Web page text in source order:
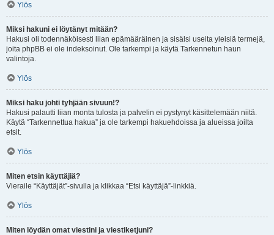
Ylös
Miksi hakuni ei löytänyt mitään?
Hakusi oli todennäköisesti liian epämääräinen ja sisälsi useita yleisiä termejä,
joita phpBB ei ole indeksoinut. Ole tarkempi ja käytä Tarkennetun haun
valintoja.
Ylös
Miksi haku johti tyhjään sivuun!?
Hakusi palautti liian monta tulosta ja palvelin ei pystynyt käsittelemään niitä.
Käytä “Tarkennettua hakua” ja ole tarkempi hakuehdoissa ja alueissa joilta
etsit.
Ylös
Miten etsin käyttäjiä?
Vieraile “Käyttäjät”-sivulla ja klikkaa “Etsi käyttäjä”-linkkiä.
Ylös
Miten löydän omat viestini ja viestiketjuni?